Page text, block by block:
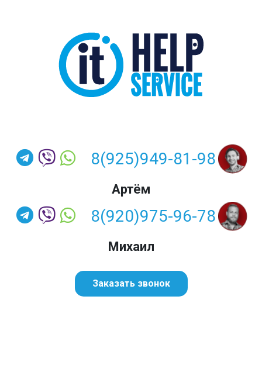
8(925)949-81-98
Артём
8(920)975-96-78
Михаил
Заказать звонок